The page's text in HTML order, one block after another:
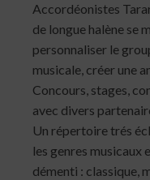
Accordéonistes
de longue halène se
personnaliser le
musicale, créer une
Concours, stages,
avec divers
Un répertoire trés
les genres musicaux
démenti : classique,